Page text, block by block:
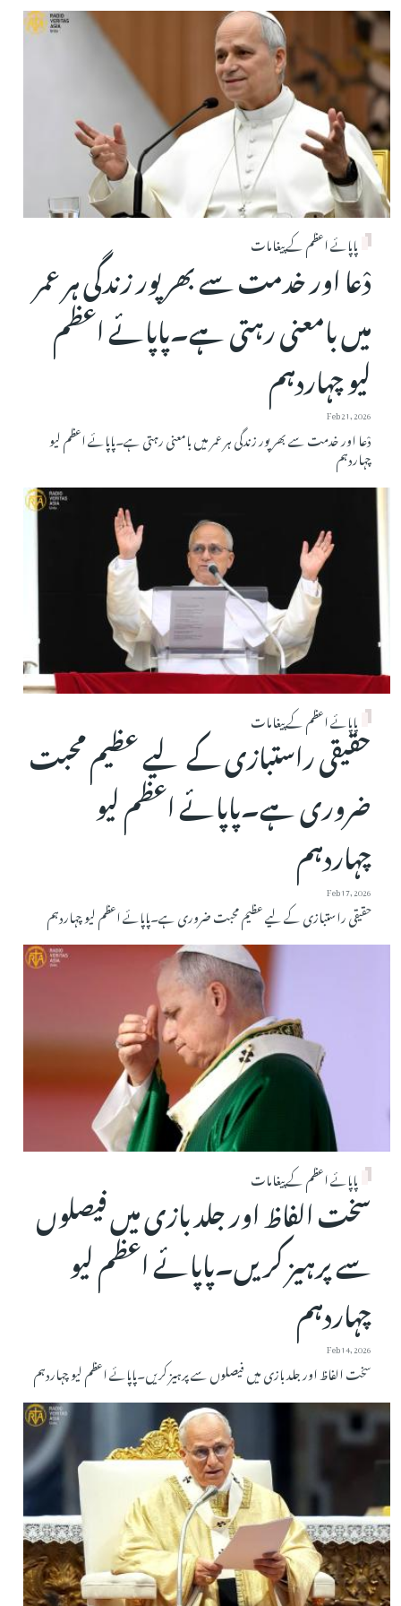
پاپائے اعظم کے پیغامات
دْعا اور خدمت سے بھرپور زندگی ہر عمر
میں بامعنی رہتی ہے۔پاپائے اعظم
لیو چہاردہم
Feb 21, 2026
دْعا اور خدمت سے بھرپور زندگی ہر عمر میں بامعنی رہتی ہے۔پاپائے اعظم لیو
چہاردہم
پاپائے اعظم کے پیغامات
حقیقی راستبازی کے لیے عظیم محبت
ضروری ہے۔پاپائے اعظم لیو
چہاردہم
Feb 17, 2026
حقیقی راستبازی کے لیے عظیم محبت ضروری ہے۔پاپائے اعظم لیو چہاردہم
پاپائے اعظم کے پیغامات
سخت الفاظ اور جلد بازی میں فیصلوں
سے پرہیز کریں۔پاپائے اعظم لیو
چہاردہم
Feb 14, 2026
سخت الفاظ اور جلد بازی میں فیصلوں سے پرہیز کریں۔پاپائے اعظم لیو چہاردہم